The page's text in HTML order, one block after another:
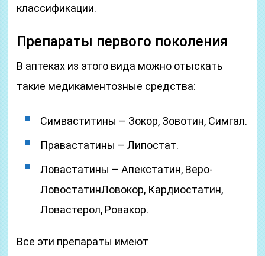
классификации.
Препараты первого поколения
В аптеках из этого вида можно отыскать
такие медикаментозные средства:
Симваститины – Зокор, Зовотин, Симгал.
Правастатины – Липостат.
Ловастатины – Апекстатин, Веро-
ЛовостатинЛовокор, Кардиостатин,
Ловастерол, Ровакор.
Все эти препараты имеют